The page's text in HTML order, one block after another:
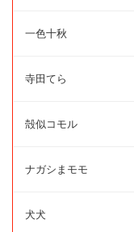
一色十秋
寺田てら
殻似コモル
ナガシまモモ
犬犬